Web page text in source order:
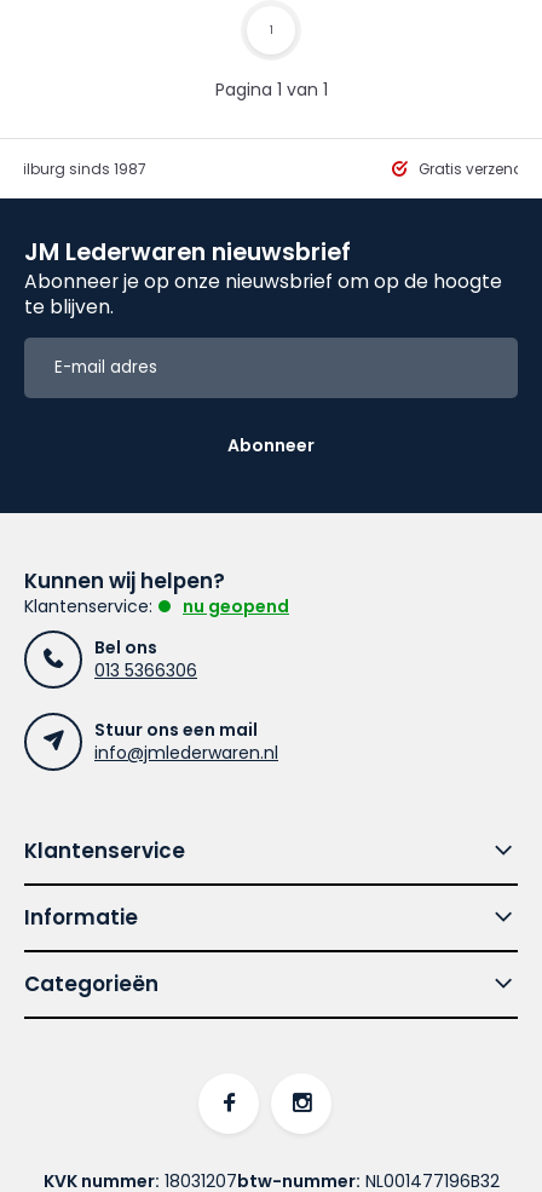
Pagina 1 van 1
1
Tilburg sinds 1987 Gratis
JM Lederwaren nieuwsbrief
Abonneer je op onze nieuwsbrief om op de hoogte
te blijven.
Abonneer
Kunnen wij helpen?
Klantenservice:
nu geopend
Bel ons
013 5366306
Stuur ons een mail
info@jmlederwaren.nl
Klantenservice
Informatie
Categorieën
KVK nummer: 18031207btw-nummer: NL001477196B32